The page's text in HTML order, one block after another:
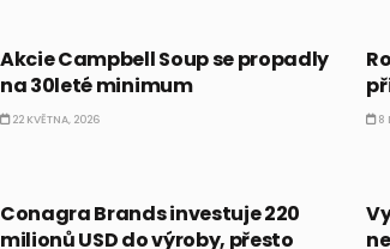
Akcie Campbell Soup se propadly
na 30leté minimum
22 KVĚTNA, 2026 8
Conagra Brands investuje 220
milionů USD do výroby, přesto